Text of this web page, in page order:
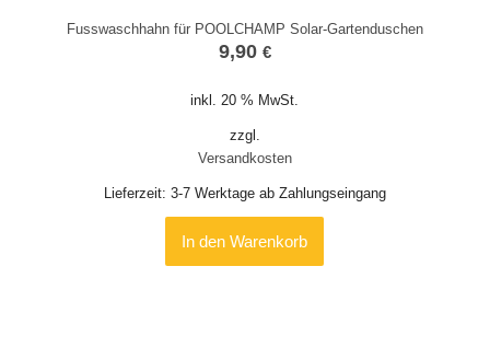
Fusswaschhahn für POOLCHAMP Solar-Gartenduschen
9,90 €
inkl. 20 % MwSt.
zzgl.
Versandkosten
Lieferzeit: 3-7 Werktage ab Zahlungseingang
In den Warenkorb